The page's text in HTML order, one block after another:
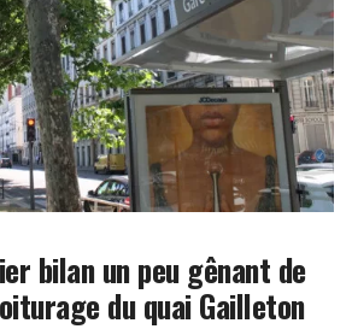
bilan un peu gênant de
du quai Gailleton